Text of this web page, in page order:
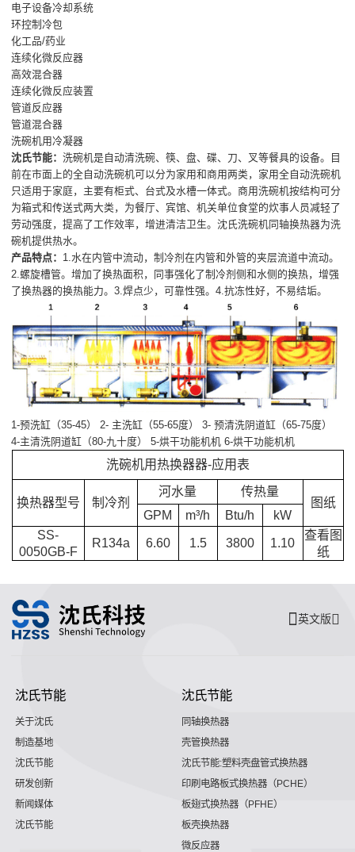
电子设备冷却系统
环控制冷包
化工品/药业
连续化微反应器
高效混合器
连续化微反应装置
管道反应器
管道混合器
洗碗机用冷凝器
沈氏节能：洗碗机是自动清洗碗、筷、盘、碟、刀、叉等餐具的设备。目
前在市面上的全自动洗碗机可以分为家用和商用两类，家用全自动洗碗机
只适用于家庭，主要有柜式、台式及水槽一体式。商用洗碗机按结构可分
为箱式和传送式两大类，为餐厅、宾馆、机关单位食堂的炊事人员减轻了
劳动强度，提高了工作效率，增进清洁卫生。沈氏洗碗机同轴换热器为洗
碗机提供热水。
产品特点： 1.水在内管中流动，制冷剂在内管和外管的夹层流道中流动。
2.螺旋槽管。增加了换热面积，同事强化了制冷剂侧和水侧的换热，增强
了换热器的换热能力。3.焊点少，可靠性强。4.抗冻性好，不易结垢。
1-预洗缸（35-45） 2- 主洗缸（55-65度） 3- 预清洗阴道缸（65-75度）
4-主清洗阴道缸（80-九十度） 5-烘干功能机机 6-烘干功能机机
洗碗机用热换器器-应用表
换热器型号 制冷剂
河水量
传热量
图纸
GPM
m³/h Btu/h
kW
SS-
0050GB-F
R134a 6.60 1.5 3800 1.10
查看图
纸
英文版
沈氏节能
关于沈氏
制造基地
沈氏节能
研发创新
新闻媒体
沈氏节能
沈氏节能
同轴换热器
壳管换热器
沈氏节能:塑料壳盘管式换热器
印刷电路板式换热器（PCHE）
板翅式换热器（PFHE）
板壳换热器
微反应器